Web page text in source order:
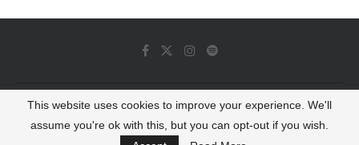
© 2022 - Luminous Dash All Rights Reserved
BACK TO TOP
This website uses cookies to improve your experience. We'll
assume you're ok with this, but you can opt-out if you wish.